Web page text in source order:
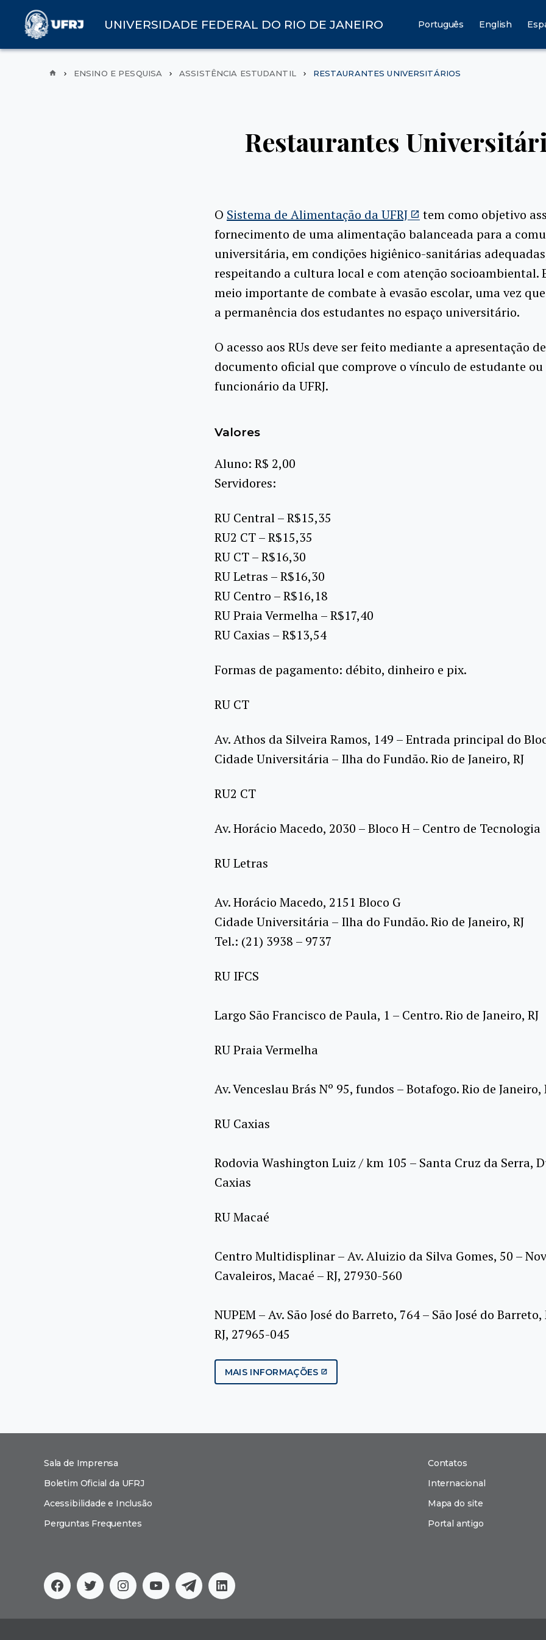
UNIVERSIDADE FEDERAL DO RIO DE JANEIRO Português English
ENSINO E PESQUISA ASSISTÊNCIA ESTUDANTIL RESTAURANTES UNIVERSITÁRIOS
Restaurantes
O Sistema de Alimentação da UFRJ
tem como objetivo
fornecimento de uma alimentação balanceada para a
universitária, em condições higiênico-sanitárias
respeitando a cultura local e com atenção socioambiental.
meio importante de combate à evasão escolar, uma vez
a permanência dos estudantes no espaço universitário.
O acesso aos RUs deve ser feito mediante a apresentação de
documento oficial que comprove o vínculo de estudante ou
funcionário da UFRJ.
Valores
Aluno: R$ 2,00
Servidores:
RU Central – R$15,35
RU2 CT – R$15,35
RU CT – R$16,30
RU Letras – R$16,30
RU Centro – R$16,18
RU Praia Vermelha – R$17,40
RU Caxias – R$13,54
Formas de pagamento: débito, dinheiro e pix.
RU CT
Av. Athos da Silveira Ramos, 149 – Entrada principal do
Cidade Universitária – Ilha do Fundão. Rio de Janeiro, RJ
RU2 CT
Av. Horácio Macedo, 2030 – Bloco H – Centro de Tecnologia
RU Letras
Av. Horácio Macedo, 2151 Bloco G
Cidade Universitária – Ilha do Fundão. Rio de Janeiro, RJ
Tel.: (21) 3938 – 9737
RU IFCS
Largo São Francisco de Paula, 1 – Centro. Rio de Janeiro, RJ
RU Praia Vermelha
Av. Venceslau Brás Nº 95, fundos – Botafogo. Rio de Janeiro,
RU Caxias
Rodovia Washington Luiz / km 105 – Santa Cruz da Serra,
Caxias
RU Macaé
Centro Multidisplinar – Av. Aluizio da Silva Gomes, 50 –
Cavaleiros, Macaé – RJ, 27930-560
NUPEM – Av. São José do Barreto, 764 – São José do
RJ, 27965-045
MAIS INFORMAÇÕES
Facebook
TwitterInstagram
YouTubeTelegramLinkedin
Sala de Imprensa
Boletim Oficial da UFRJ
Acessibilidade e Inclusão
Perguntas Frequentes
Contatos
Internacional
Mapa do site
Portal antigo